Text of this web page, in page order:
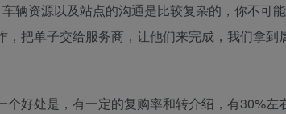
辆资源以及站点的沟通是比较复杂的，你不可
，把单子交给服务商，让他们来完成，我们拿
个好处是，有一定的复购率和转介绍，有30%